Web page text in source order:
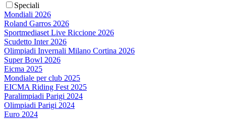
Speciali
Mondiali 2026
Roland Garros 2026
Sportmediaset Live Riccione 2026
Scudetto Inter 2026
Olimpiadi Invernali Milano Cortina 2026
Super Bowl 2026
Eicma 2025
Mondiale per club 2025
EICMA Riding Fest 2025
Paralimpiadi Parigi 2024
Olimpiadi Parigi 2024
Euro 2024